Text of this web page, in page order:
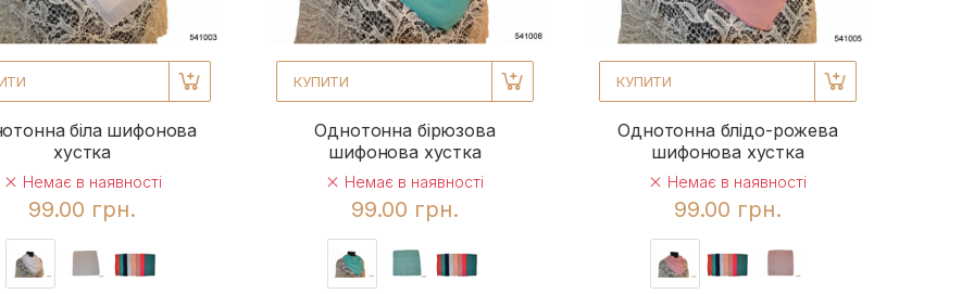
біла шифонова
хустка
Немає в наявності
99.00 грн.
КУПИТИ
Однотонна бірюзова
шифонова хустка
Немає в наявності
99.00 грн.
КУПИТИ
Однотонна блідо-рожева
шифонова хустка
Немає в наявності
99.00 грн.